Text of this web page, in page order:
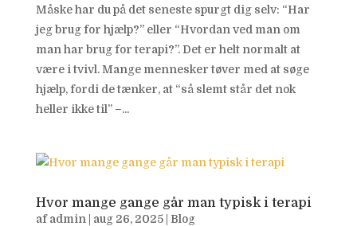
Måske har du på det seneste spurgt dig selv: “Har
jeg brug for hjælp?” eller “Hvordan ved man om
man har brug for terapi?”. Det er helt normalt at
være i tvivl. Mange mennesker tøver med at søge
hjælp, fordi de tænker, at “så slemt står det nok
heller ikke til” –...
Hvor mange gange går man typisk i terapi
afadmin aug 26, 2025| Blog